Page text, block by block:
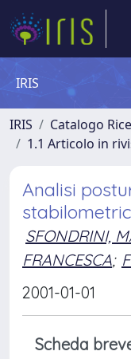
IRIS
IRIS Catalogo
1.1 Articolo in
Analisi
SFONDRINI,
FRANCESCA;
2001-01-01
Scheda